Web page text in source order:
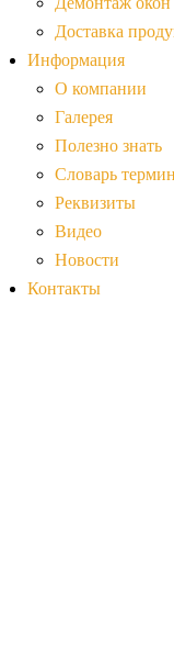
Доставка
Информация
О компании
Галерея
Полезно знать
Словарь
Реквизиты
Видео
Новости
Контакты